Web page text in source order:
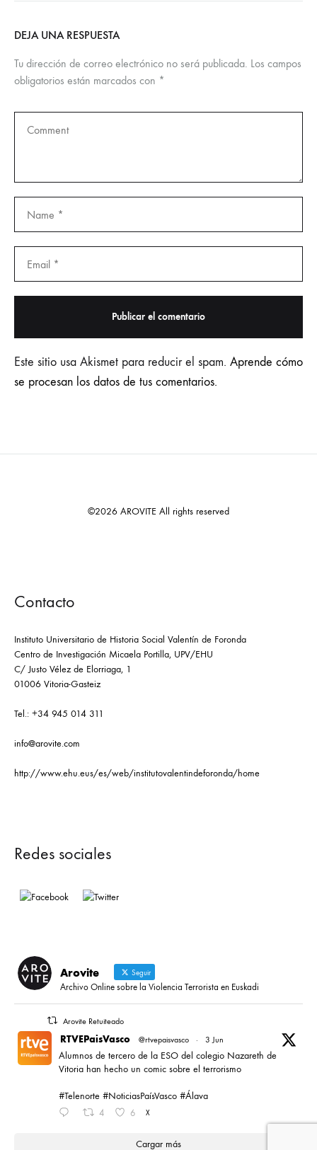
DEJA UNA RESPUESTA
Tu dirección de correo electrónico no será publicada. Los campos
obligatorios están marcados con *
Este sitio usa Akismet para reducir el spam. Aprende cómo
se procesan los datos de tus comentarios.
©2026 AROVITE All rights reserved
Contacto
Instituto Universitario de Historia Social Valentín de Foronda
Centro de Investigación Micaela Portilla, UPV/EHU
C/ Justo Vélez de Elorriaga, 1
01006 Vitoria-Gasteiz
Tel.: +34 945 014 311
info@arovite.com
http://www.ehu.eus/es/web/institutovalentindeforonda/home
Redes sociales
Arovite Seguir
Archivo Online sobre la Violencia Terrorista en Euskadi
Arovite Retuiteado
RTVEPaisVasco @rtvepaisvasco · 3 Jun
Alumnos de tercero de la ESO del colegio Nazareth de
Vitoria han hecho un comic sobre el terrorismo
#Telenorte #NoticiasPaísVasco #Álava
4 6 X
Cargar más